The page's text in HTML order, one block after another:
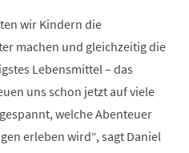
wir Kindern die
machen und gleichzeitig die
Lebensmittel – das
uns schon jetzt auf viele
welche Abenteuer
erleben wird“, sagt Daniel